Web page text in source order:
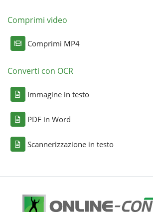
Comprimi video
Comprimi MP4
Converti con OCR
Immagine in testo
PDF in Word
Scannerizzazione in testo